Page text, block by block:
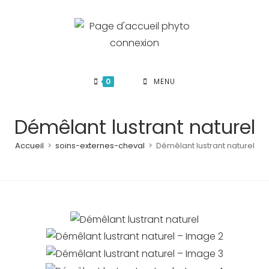
0 MENU
Démêlant lustrant naturel
Accueil > soins-externes-cheval > Démêlant lustrant naturel